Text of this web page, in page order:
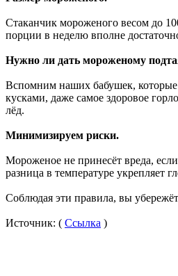
Стаканчик мороженого весом до
порции в неделю вполне
Нужно ли дать мороженому
Вспомним наших бабушек, которые
кусками, даже самое здоровое
лёд.
Минимизируем риски.
Мороженое не принесёт вреда,
разница в температуре укрепляет
Соблюдая эти правила, вы
Источник: ( Ссылка )